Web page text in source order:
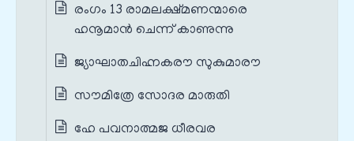
രംഗം 13 രാമലക്ഷ്മണന്മാരെ
ഹനൂമാൻ ചെന്ന് കാണുന്നു
ജ്യാഘാതചിഹ്നകരൗ സുകുമാരൗ
സൗമിത്രേ സോദര മാരുതി
ഹേ പവനാത്മജ ധീരവര